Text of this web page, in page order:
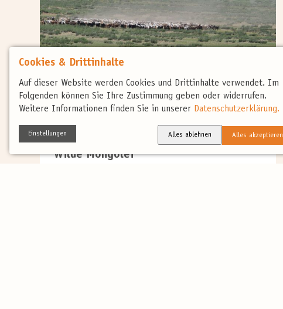
Cookies & Drittinhalte
Auf dieser Website werden Cookies und Drittinhalte verwendet. Im
Folgenden können Sie Ihre Zustimmung geben oder widerrufen.
Weitere Informationen finden Sie in unserer Datenschutzerklärung.
Einstellungen Alles ablehnen Alles akzeptieren
SOMMER
Wilde Mongolei